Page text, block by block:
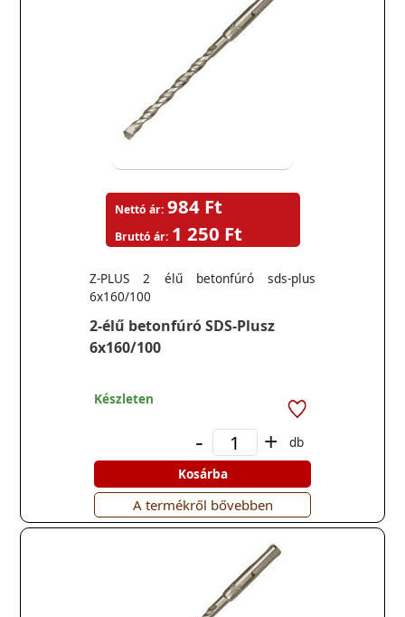
2-élű betonfúró SDS-Plusz
6x160/100
Z-PLUS 2 élű betonfúró sds-plus
6x160/100
Nettó ár: 984 Ft
Bruttó ár: 1 250 Ft
Készleten
- +
db
Kosárba
A termékről bővebben